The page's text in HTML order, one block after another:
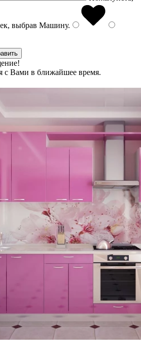
выбрав Машину.
с Вами в ближайшее время.